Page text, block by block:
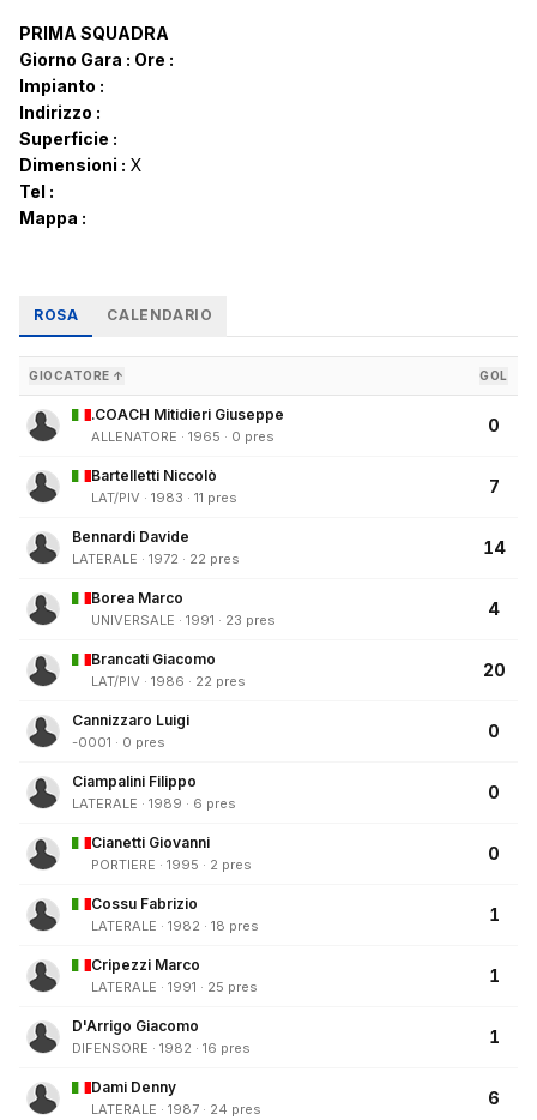
PRIMA SQUADRA
Giorno Gara : Ore :
Impianto :
Indirizzo :
Superficie :
Dimensioni : X
Tel :
Mappa :
ROSA CALENDARIO
GIOCATORE ↑ GOL
.COACH Mitidieri Giuseppe
ALLENATORE · 1965 · 0 pres
0
Bartelletti Niccolò
LAT/PIV · 1983 · 11 pres
7
Bennardi Davide
LATERALE · 1972 · 22 pres
14
Borea Marco
UNIVERSALE · 1991 · 23 pres
4
Brancati Giacomo
LAT/PIV · 1986 · 22 pres
20
Cannizzaro Luigi
-0001 · 0 pres
0
Ciampalini Filippo
LATERALE · 1989 · 6 pres
0
Cianetti Giovanni
PORTIERE · 1995 · 2 pres
0
Cossu Fabrizio
LATERALE · 1982 · 18 pres
1
Cripezzi Marco
LATERALE · 1991 · 25 pres
1
D'Arrigo Giacomo
DIFENSORE · 1982 · 16 pres
1
Dami Denny
LATERALE · 1987 · 24 pres
6